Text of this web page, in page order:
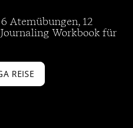
Atemübungen, 12
Workbook für
REISE